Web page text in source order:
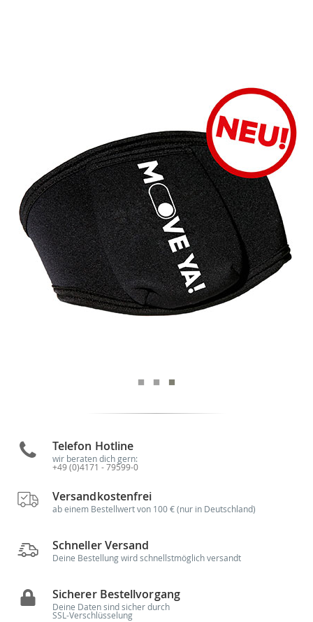
Telefon Hotline
wir beraten dich gern:
+49 (0)4171 - 79599-0
Versandkostenfrei
ab einem Bestellwert von 100 € (nur in Deutschland)
Schneller Versand
Deine Bestellung wird schnellstmöglich versandt
Sicherer Bestellvorgang
Deine Daten sind sicher durch
SSL-Verschlüsselung